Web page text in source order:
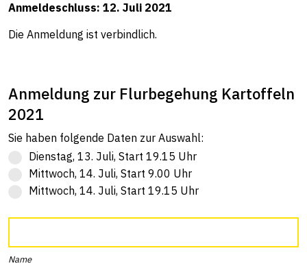
Anmeldeschluss: 12. Juli 2021
Die Anmeldung ist verbindlich.
Anmeldung zur Flurbegehung Kartoffeln
2021
Sie haben folgende Daten zur Auswahl:
Dienstag, 13. Juli, Start 19.15 Uhr
Mittwoch, 14. Juli, Start 9.00 Uhr
Mittwoch, 14. Juli, Start 19.15 Uhr
Name